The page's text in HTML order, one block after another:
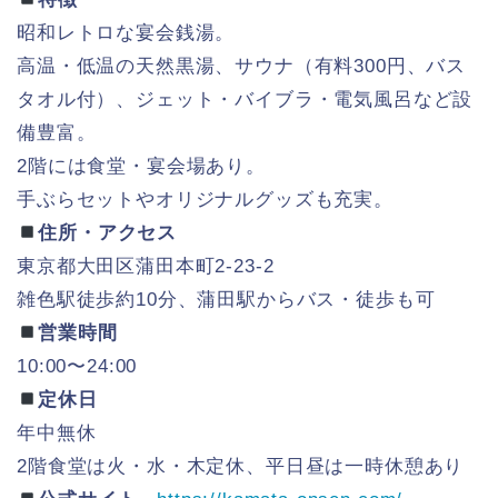
昭和レトロな宴会銭湯。
高温・低温の天然黒湯、サウナ（有料300円、バス
タオル付）、ジェット・バイブラ・電気風呂など設
備豊富。
2階には食堂・宴会場あり。
手ぶらセットやオリジナルグッズも充実。
住所・アクセス
東京都大田区蒲田本町2-23-2
雑色駅徒歩約10分、蒲田駅からバス・徒歩も可
営業時間
10:00〜24:00
定休日
年中無休
2階食堂は火・水・木定休、平日昼は一時休憩あり